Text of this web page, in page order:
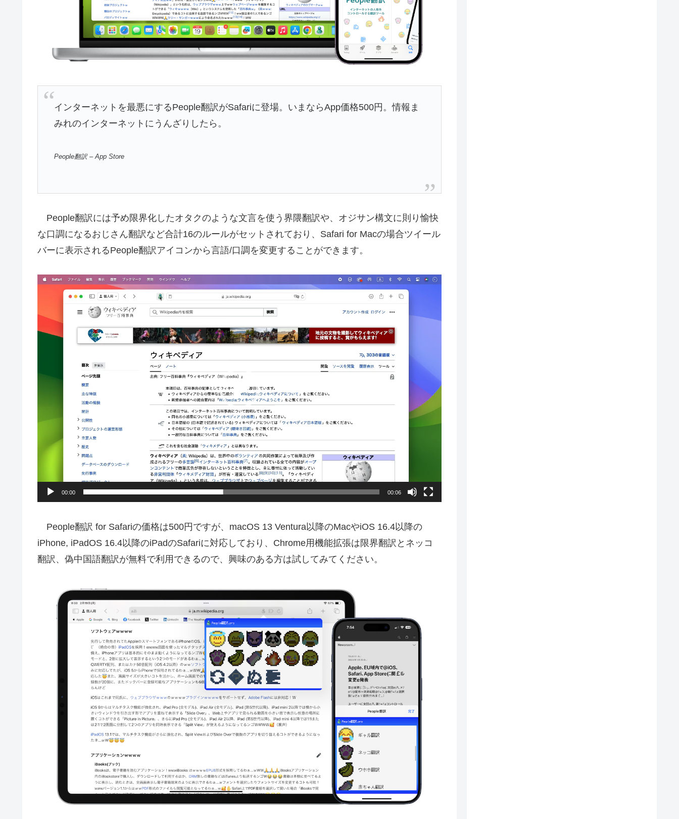
インターネットを最悪にするPeople翻訳がSafariに登場。いまならApp価格500円。情報ま
みれのインターネットにうんざりしたら。
People翻訳 – App Store
People翻訳には予め限界化したオタクのような文言を使う界隈翻訳や、オジサン構文に則り愉快
な口調になるおじさん翻訳など合計16のルールがセットされており、Safari for Macの場合ツイール
バーに表示されるPeople翻訳アイコンから言語/口調を変更することができます。
動
プ
レ
00:00 00:06
People翻訳 for Safariの価格は500円ですが、macOS 13 Ventura以降のMacやiOS 16.4以降の
iPhone, iPadOS 16.4以降のiPadのSafariに対応しており、Chrome用機能拡張は限界翻訳とネッコ
翻訳、偽中国語翻訳が無料で利用できるので、興味のある方は試してみてください。